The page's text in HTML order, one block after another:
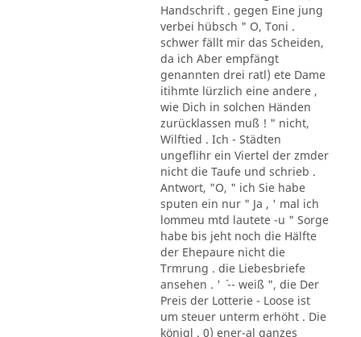
Handschrift . gegen Eine jung
verbei hübsch " O, Toni .
schwer fällt mir das Scheiden,
da ich Aber empfängt
genannten drei ratl) ete Dame
itihmte lürzlich eine andere ,
wie Dich in solchen Händen
zurücklassen muß ! " nicht,
Wilftied . Ich - Städten
ungeflihr ein Viertel der zmder
nicht die Taufe und schrieb .
Antwort, "O, " ich Sie habe
sputen ein nur " Ja , ' mal ich
lommeu mtd lautete -u " Sorge
habe bis jeht noch die Hälfte
der Ehepaure nicht die
Trmrung . die Liebesbriefe
ansehen . ' ´ -- weiß ", die Der
Preis der Lotterie - Loose ist
um steuer unterm erhöht . Die
königl . 0) ener-al ganzes